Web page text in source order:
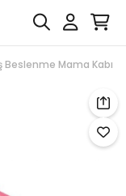
Beslenme Mama Kabı